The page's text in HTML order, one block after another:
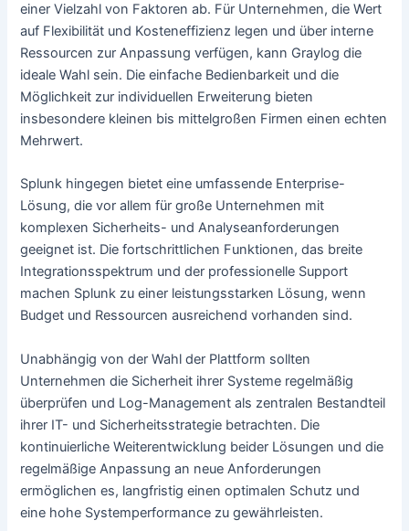
einer Vielzahl von Faktoren ab. Für Unternehmen, die Wert
auf Flexibilität und Kosteneffizienz legen und über interne
Ressourcen zur Anpassung verfügen, kann Graylog die
ideale Wahl sein. Die einfache Bedienbarkeit und die
Möglichkeit zur individuellen Erweiterung bieten
insbesondere kleinen bis mittelgroßen Firmen einen echten
Mehrwert.
Splunk hingegen bietet eine umfassende Enterprise-
Lösung, die vor allem für große Unternehmen mit
komplexen Sicherheits- und Analyseanforderungen
geeignet ist. Die fortschrittlichen Funktionen, das breite
Integrationsspektrum und der professionelle Support
machen Splunk zu einer leistungsstarken Lösung, wenn
Budget und Ressourcen ausreichend vorhanden sind.
Unabhängig von der Wahl der Plattform sollten
Unternehmen die Sicherheit ihrer Systeme regelmäßig
überprüfen und Log-Management als zentralen Bestandteil
ihrer IT- und Sicherheitsstrategie betrachten. Die
kontinuierliche Weiterentwicklung beider Lösungen und die
regelmäßige Anpassung an neue Anforderungen
ermöglichen es, langfristig einen optimalen Schutz und
eine hohe Systemperformance zu gewährleisten.